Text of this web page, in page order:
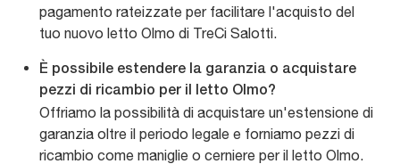
pagamento rateizzate per facilitare l'acquisto del
tuo nuovo letto Olmo di TreCi Salotti.
È possibile estendere la garanzia o acquistare
pezzi di ricambio per il letto Olmo?
Offriamo la possibilità di acquistare un'estensione di
garanzia oltre il periodo legale e forniamo pezzi di
ricambio come maniglie o cerniere per il letto Olmo.